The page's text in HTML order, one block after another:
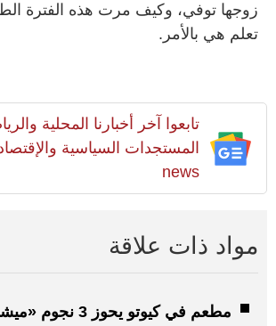
زوجها توفي، وكيف مرت هذه الفترة
تعلم هي بالأمر.
تابعوا آخر أخبارنا المحلية
news
مواد ذات علاقة
مطعم في كيوتو يحوز 3 نجوم «ميشلان»